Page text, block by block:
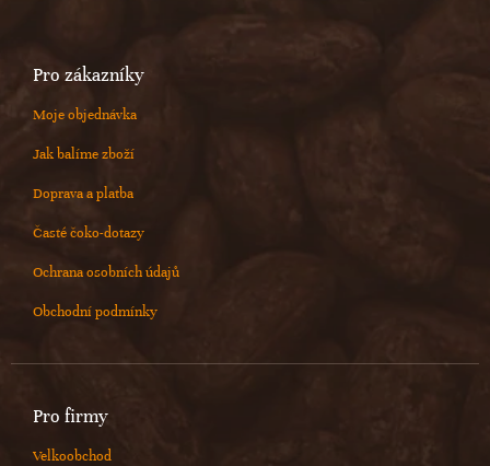
Pro zákazníky
Moje objednávka
Jak balíme zboží
Doprava a platba
Časté čoko-dotazy
Ochrana osobních údajů
Obchodní podmínky
Pro firmy
Velkoobchod